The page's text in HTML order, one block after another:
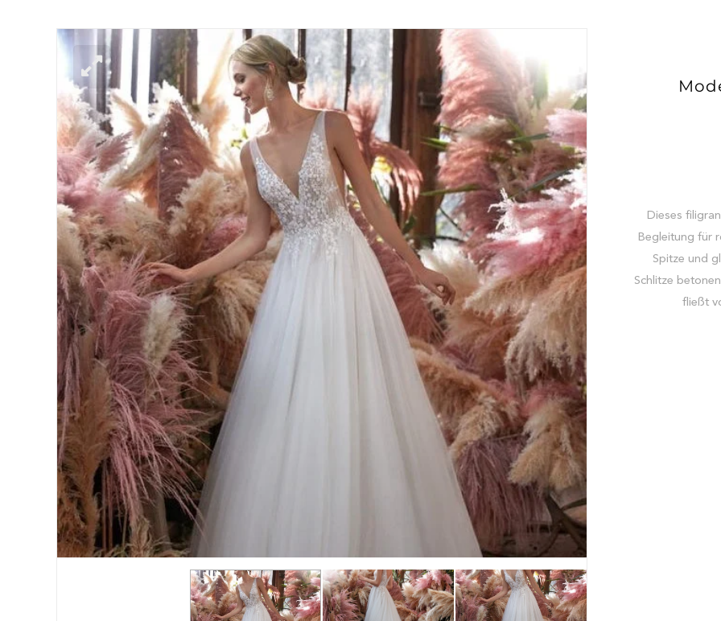
Dieses
Begleitung für
Spitze und
Schlitze
fließt